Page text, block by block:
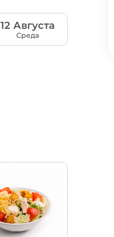
12 Августа
Среда